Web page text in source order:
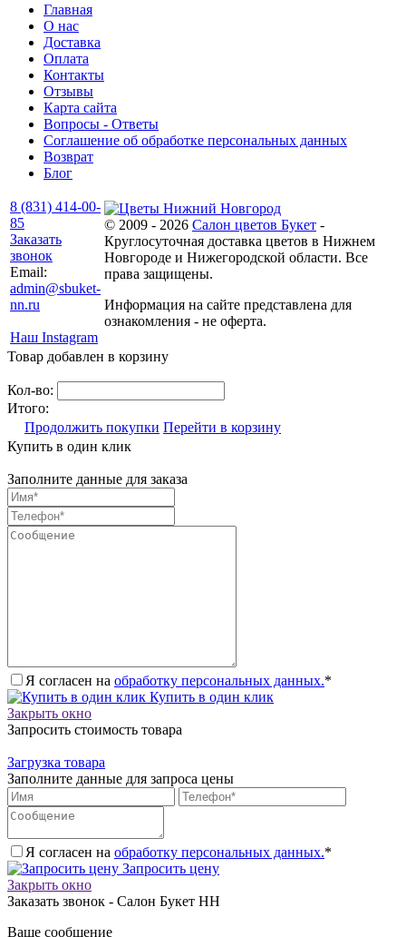
Главная
О нас
Доставка
Оплата
Контакты
Отзывы
Карта сайта
Вопросы - Ответы
Соглашение об обработке персональных данных
Возврат
Блог
8 (831) 414-00-
85
Заказать
звонок
Email:
admin@sbuket-
nn.ru
Наш Instagram
© 2009 - 2026 Салон цветов Букет -
Круглосуточная доставка цветов в Нижнем
Новгороде и Нижегородской области. Все
права защищены.
Информация на сайте представлена для
ознакомления - не оферта.
Товар добавлен в корзину
Кол-во:
Итого:
Продолжить покупки Перейти в корзину
Купить в один клик
Заполните данные для заказа
Я согласен на обработку персональных данных.*
Купить в один клик
Закрыть окно
Запросить стоимость товара
Загрузка товара
Заполните данные для запроса цены
Я согласен на обработку персональных данных.*
Запросить цену
Закрыть окно
Заказать звонок - Салон Букет НН
Ваше сообщение